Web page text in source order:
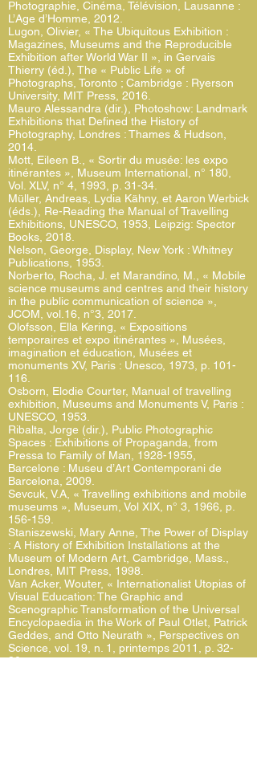
Photographie, Cinéma, Télévision, Lausanne :
L’Age d’Homme, 2012.
Lugon, Olivier, « The Ubiquitous Exhibition :
Magazines, Museums and the Reproducible
Exhibition after World War II », in Gervais
Thierry (éd.), The « Public Life » of
Photographs, Toronto ; Cambridge : Ryerson
University, MIT Press, 2016.
Mauro Alessandra (dir.), Photoshow: Landmark
Exhibitions that Defined the History of
Photography, Londres : Thames & Hudson,
2014.
Mott, Eileen B., « Sortir du musée: les expo
itinérantes », Museum International, n° 180,
Vol. XLV, n° 4, 1993, p. 31-34.
Müller, Andreas, Lydia Kähny, et Aaron Werbick
(éds.), Re-Reading the Manual of Travelling
Exhibitions, UNESCO, 1953, Leipzig: Spector
Books, 2018.
Nelson, George, Display, New York : Whitney
Publications, 1953.
Norberto, Rocha, J. et Marandino, M., « Mobile
science museums and centres and their history
in the public communication of science »,
JCOM, vol.16, n°3, 2017.
Olofsson, Ella Kering, « Expositions
temporaires et expo itinérantes », Musées,
imagination et éducation, Musées et
monuments XV, Paris : Unesco, 1973, p. 101-
116.
Osborn, Elodie Courter, Manual of travelling
exhibition, Museums and Monuments V, Paris :
UNESCO, 1953.
Ribalta, Jorge (dir.), Public Photographic
Spaces : Exhibitions of Propaganda, from
Pressa to Family of Man, 1928-1955
Barcelone : Museu d’Art Contemporani de
Barcelona, 2009.
Sevcuk, V.A, « Travelling exhibitions and mobile
museums », Museum, Vol XIX, n° 3, 1966, p.
156-159.
Staniszewski, Mary Anne, The Power of Display
: A History of Exhibition Installations at the
Museum of Modern Art, Cambridge, Mass.,
Londres, MIT Press, 1998.
Van Acker, Wouter, « Internationalist Utopias of
Visual Education: The Graphic and
Scenographic Transformation of the Universal
Encyclopaedia in the Work of Paul Otlet, Patrick
Geddes, and Otto Neurath », Perspectives on
Science, vol. 19, n. 1, printemps 2011, p. 32-
80.